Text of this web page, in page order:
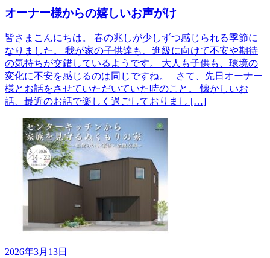
オーナー様からの嬉しいお声がけ
皆さまこんにちは。 春の兆しが少しずつ感じられる季節に
なりました。 我が家の子供達も、進級に向けて不安や期待
の気持ちが交錯しているようです。 大人も子供も、環境の
変化に不安を感じるのは同じですね。 さて、先日オーナー
様とお話をさせていただいていた時のこと。 懐かしいお
話、最近のお話で楽しく過ごしておりまし […]
2026年3月13日